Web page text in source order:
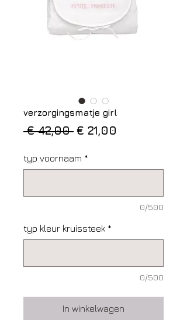
verzorgingsmatje girl
€ 42,00 Normale
€ 21,00
typ voornaam *
0/500
typ kleur kruissteek *
0/500
In winkelwagen